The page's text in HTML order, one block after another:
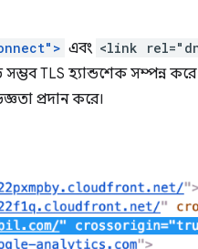
এবং <link
TLS হ্যান্ডশেক সম্পন্ন
প্রদান করে।